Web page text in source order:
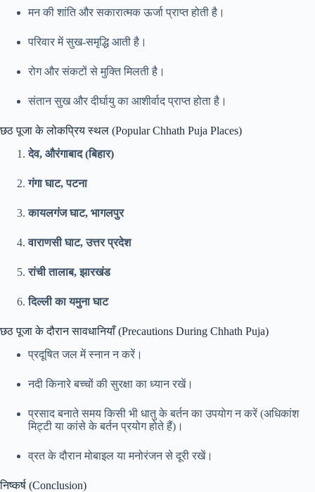
मन की शांति और सकारात्मक ऊर्जा प्राप्त होती है।
परिवार में सुख-समृद्धि आती है।
रोग और संकटों से मुक्ति मिलती है।
संतान सुख और दीर्घायु का आशीर्वाद प्राप्त होता है।
छठ पूजा के लोकप्रिय स्थल (Popular Chhath Puja Places)
देव, औरंगाबाद (बिहार)
गंगा घाट, पटना
कायलगंज घाट, भागलपुर
वाराणसी घाट, उत्तर प्रदेश
रांची तालाब, झारखंड
दिल्ली का यमुना घाट
छठ पूजा के दौरान सावधानियाँ (Precautions During Chhath Puja)
प्रदूषित जल में स्नान न करें।
नदी किनारे बच्चों की सुरक्षा का ध्यान रखें।
प्रसाद बनाते समय किसी भी धातु के बर्तन का उपयोग न करें (अधिकांश
मिट्टी या कांसे के बर्तन प्रयोग होते हैं)।
व्रत के दौरान मोबाइल या मनोरंजन से दूरी रखें।
निष्कर्ष (Conclusion)